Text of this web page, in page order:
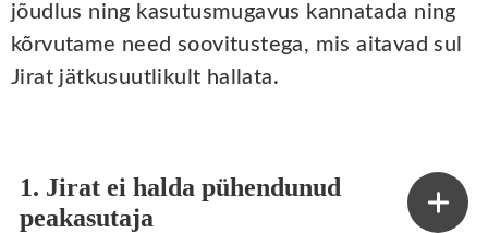
jõudlus ning kasutusmugavus kannatada ning
kõrvutame need soovitustega, mis aitavad sul
Jirat jätkusuutlikult hallata.
1. Jirat ei halda pühendunud
peakasutaja